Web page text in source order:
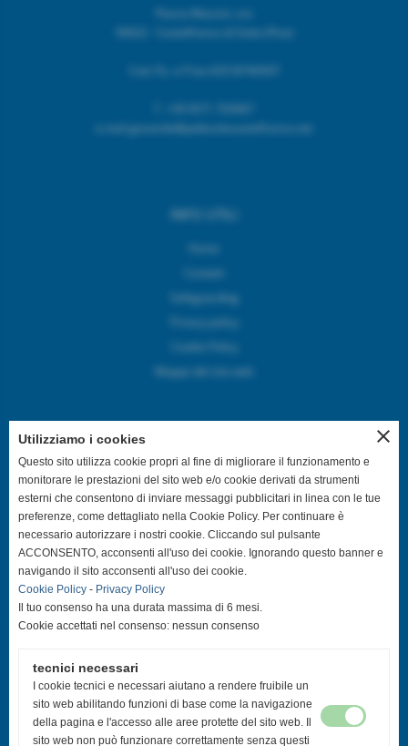
e.mail giovanile@pallavolocastelfranco.net
INFO UTILI
Contatti
Safeguarding
Mappa del sito web
SEGUICI SUI CANALI SOCIAL
@asdpallavolocastelfranco
@asdpallavolocastelfranco
Community Asd Pallavolo Castelfranco
@giovanile_castelfranco
close
Utilizziamo i cookies
Questo sito utilizza cookie propri al fine di migliorare il funzionamento e
monitorare le prestazioni del sito web e/o cookie derivati da strumenti
esterni che consentono di inviare messaggi pubblicitari in linea con le tue
preferenze, come dettagliato nella Cookie Policy. Per continuare è
necessario autorizzare i nostri cookie. Cliccando sul pulsante
ACCONSENTO, acconsenti all'uso dei cookie. Ignorando questo banner e
navigando il sito acconsenti all'uso dei cookie.
Cookie Policy - Privacy Policy
Il tuo consenso ha una durata massima di 6 mesi.
Cookie accettati nel consenso: nessun consenso
tecnici necessari
I cookie tecnici e necessari aiutano a rendere fruibile un
sito web abilitando funzioni di base come la navigazione
della pagina e l'accesso alle aree protette del sito web. Il
sito web non può funzionare correttamente senza questi